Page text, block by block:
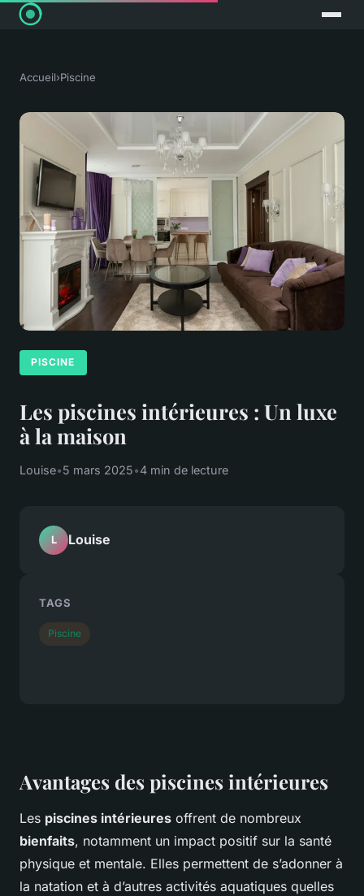
Accueil›Piscine
PISCINE
Les piscines intérieures : Un luxe
à la maison
Louise•5 mars 2025•4 min de lecture
Avantages des piscines intérieures
Les piscines intérieures offrent de nombreux
bienfaits, notamment un impact positif sur la santé
physique et mentale. Elles permettent de s’adonner à
la natation et à d’autres activités aquatiques quelles
L Louise
TAGS
Piscine